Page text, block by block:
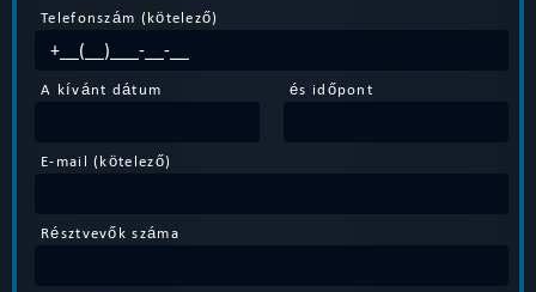
Telefonszám (kötelező)
A kívánt dátum és időpont
E-mail (kötelező)
Résztvevők száma